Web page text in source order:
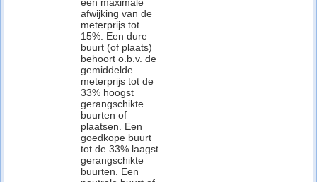
afwijking van de
meterprijs tot
15%. Een dure
buurt (of plaats)
behoort o.b.v. de
gemiddelde
meterprijs tot de
33% hoogst
gerangschikte
buurten of
plaatsen. Een
goedkope buurt
tot de 33% laagst
gerangschikte
buurten. Een